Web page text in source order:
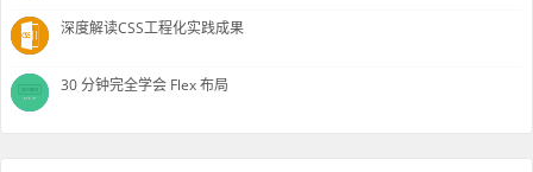
深度解读CSS工程化实践成果
30 分钟完全学会 Flex 布局